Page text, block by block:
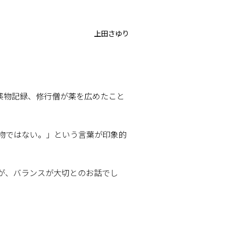
上田さゆり
記録、修行僧が薬を広めたこと
ではない。」という言葉が印象的
バランスが大切とのお話でし